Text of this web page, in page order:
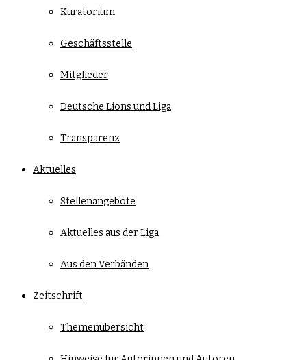
Kuratorium
Geschäftsstelle
Mitglieder
Deutsche Lions und Liga
Transparenz
Aktuelles
Stellenangebote
Aktuelles aus der Liga
Aus den Verbänden
Zeitschrift
Themenübersicht